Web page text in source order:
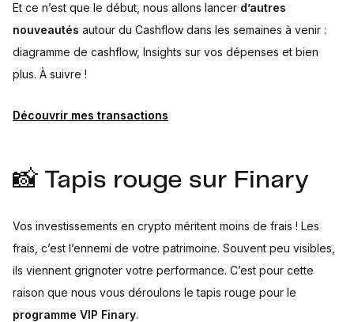
Et ce n’est que le début, nous allons lancer d’autres
nouveautés autour du Cashflow dans les semaines à venir :
diagramme de cashflow, Insights sur vos dépenses et bien
plus. À suivre !
Découvrir mes transactions
📸 Tapis rouge sur Finary
Vos investissements en crypto méritent moins de frais ! Les
frais, c’est l’ennemi de votre patrimoine. Souvent peu visibles,
ils viennent grignoter votre performance. C’est pour cette
raison que nous vous déroulons le tapis rouge pour le
programme VIP Finary.